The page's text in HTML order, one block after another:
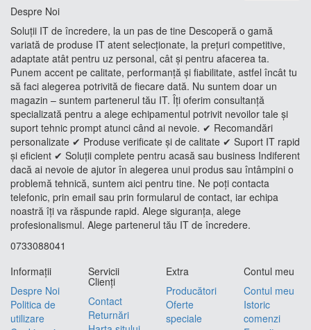
Despre Noi
Soluții IT de încredere, la un pas de tine Descoperă o gamă
variată de produse IT atent selecționate, la prețuri competitive,
adaptate atât pentru uz personal, cât și pentru afacerea ta.
Punem accent pe calitate, performanță și fiabilitate, astfel încât tu
să faci alegerea potrivită de fiecare dată. Nu suntem doar un
magazin – suntem partenerul tău IT. Îți oferim consultanță
specializată pentru a alege echipamentul potrivit nevoilor tale și
suport tehnic prompt atunci când ai nevoie. ✔ Recomandări
personalizate ✔ Produse verificate și de calitate ✔ Suport IT rapid
și eficient ✔ Soluții complete pentru acasă sau business Indiferent
dacă ai nevoie de ajutor în alegerea unui produs sau întâmpini o
problemă tehnică, suntem aici pentru tine. Ne poți contacta
telefonic, prin email sau prin formularul de contact, iar echipa
noastră îți va răspunde rapid. Alege siguranța, alege
profesionalismul. Alege partenerul tău IT de încredere.
0733088041
Informaţii
Despre Noi
Politica de
utilizare
Servicii
Clienţi
Contact
Returnări
Extra
Producători
Oferte
speciale
Contul meu
Contul meu
Istoric
comenzi